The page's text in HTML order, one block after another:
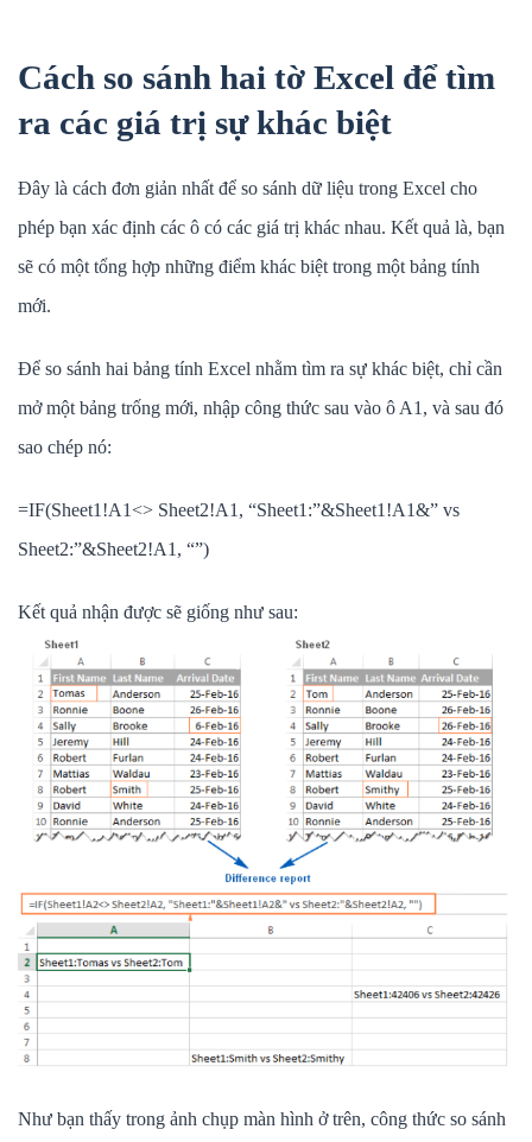
Cách so sánh hai tờ Excel để tìm
ra các giá trị sự khác biệt
Đây là cách đơn giản nhất để so sánh dữ liệu trong Excel cho
phép bạn xác định các ô có các giá trị khác nhau. Kết quả là, bạn
sẽ có một tổng hợp những điểm khác biệt trong một bảng tính
mới.
Để so sánh hai bảng tính Excel nhằm tìm ra sự khác biệt, chỉ cần
mở một bảng trống mới, nhập công thức sau vào ô A1, và sau đó
sao chép nó:
=IF(Sheet1!A1<> Sheet2!A1, “Sheet1:”&Sheet1!A1&” vs
Sheet2:”&Sheet2!A1, “”)
Kết quả nhận được sẽ giống như sau:
Như bạn thấy trong ảnh chụp màn hình ở trên, công thức so sánh